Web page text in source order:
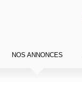
NOS ANNONCES